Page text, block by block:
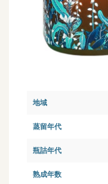
地域
蒸留年代
瓶詰年代
熟成年数